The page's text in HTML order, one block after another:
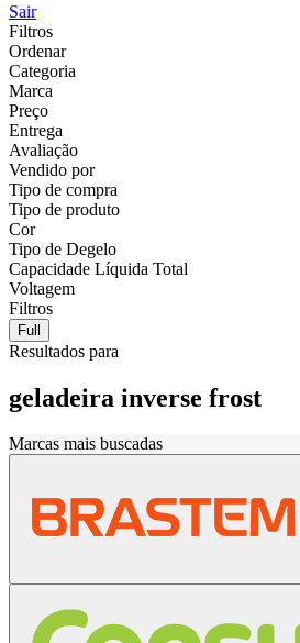
Sair
Filtros
Ordenar
Categoria
Marca
Preço
Entrega
Avaliação
Vendido por
Tipo de compra
Tipo de produto
Cor
Tipo de Degelo
Capacidade Líquida Total
Voltagem
Filtros
Full
Resultados para
geladeira inverse frost
Marcas mais buscadas